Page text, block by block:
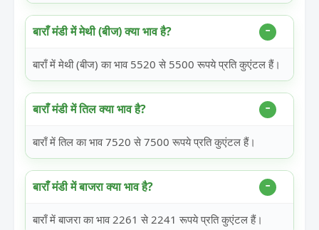
बाराँ मंडी में मेथी (बीज) क्या भाव है?
बाराँ में मेथी (बीज) का भाव 5520 से 5500 रूपये प्रति कुएंटल हैं।
बाराँ मंडी में तिल क्या भाव है?
बाराँ में तिल का भाव 7520 से 7500 रूपये प्रति कुएंटल हैं।
बाराँ मंडी में बाजरा क्या भाव है?
बाराँ में बाजरा का भाव 2261 से 2241 रूपये प्रति कुएंटल हैं।